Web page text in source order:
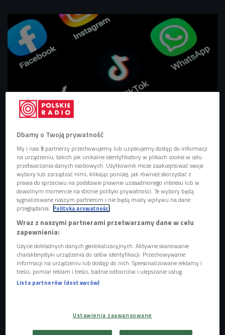
Zdjęcie ilustracyjne Foto: Shutterstock
Komisja Europejska nałożyła karę 120 milionów euro na
platformę X za naruszenia unijnego aktu o usługach
cyfrowych (Digital Services Act). Amerykańską platformę
ukarano za wprowadzanie w błąd poprzez pobieranie opłat
za charakterystyczny niebieski znaczek, brak
przejrzystości w reklamach, a także utrudnianie dostępu do
danych dla badaczy.
Posłuchaj audycji "Eurovibe" z Wiktorem Knowskim
Dbamy o Twoją prywatność
My i nasi5 partnerzy przechowujemy lub uzyskujemy dostęp do informacji
na urządzeniu, takich jak unikalne identyfikatory w plikach cookie w celu
przetwarzania danych osobowych. Użytkownik może zaakceptować swoje
wybory lub zarządzać nimi, klikając poniżej, jak również skorzystać z
prawa do sprzeciwu na podstawie prawnie uzasadnionego interesu lub w
dowolnym momencie na stronie polityki prywatności. Te wybory będą
sygnalizowane naszym partnerom i nie będą miały wpływu na dane
przeglądania. Polityka prywatności
Wraz z naszymi partnerami przetwarzamy dane w celu
zapewnienia:
Użycie dokładnych danych geolokalizacyjnych. Aktywne skanowanie
charakterystyki urządzenia do celów identyfikacji. Przechowywanie
informacji na urządzeniu lub dostęp do nich. Spersonalizowane reklamy i
treści, pomiar reklam i treści, badnie odbiorców i ulepszanie usług.
Lista partnerów (dostawców)
Ustawienia zaawansowane